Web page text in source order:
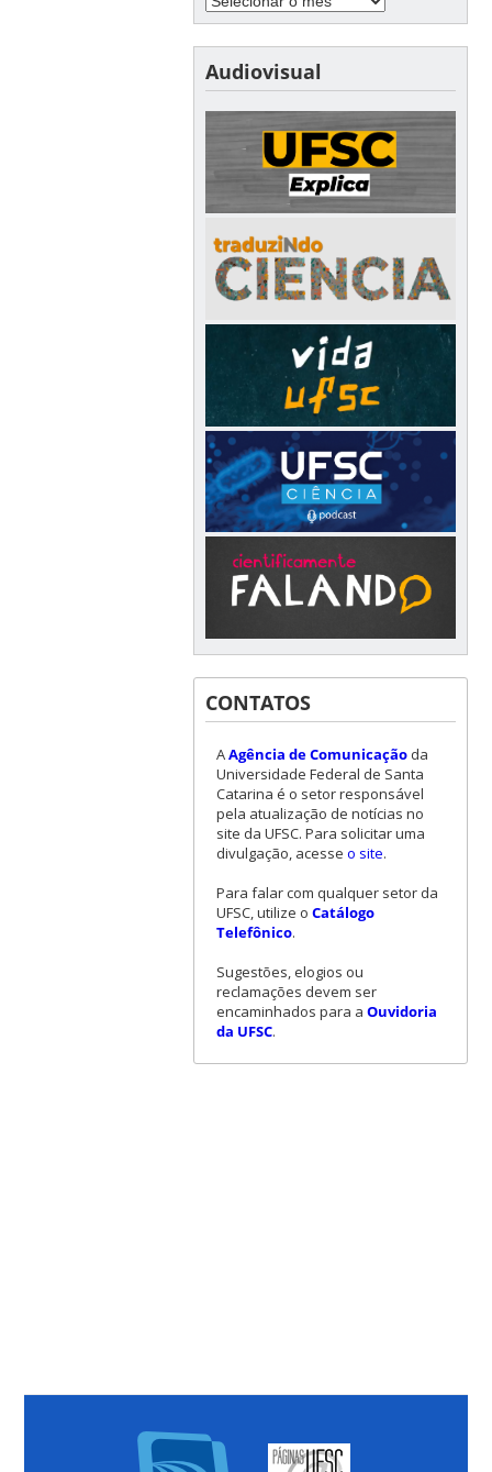
Audiovisual
CONTATOS
AAgência de Comunicaçãoda
Universidade Federal de Santa
Catarina é o setor responsável
pela atualização de notícias no
site da UFSC. Para solicitar uma
divulgação, acesse o site.
Para falar com qualquer setor da
UFSC, utilize o Catálogo
Telefônico.
Sugestões, elogios ou
reclamações devem ser
encaminhados para a Ouvidoria
da UFSC.